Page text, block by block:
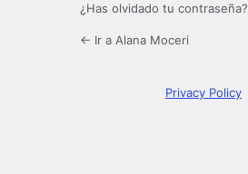
¿Has olvidado tu contraseña?
← Ir a Alana Moceri
Privacy Policy